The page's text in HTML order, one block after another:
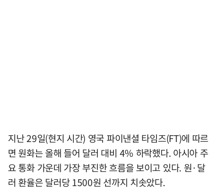
지난 29일(현지 시간) 영국 파이낸셜 타임즈(FT)에 따르
면 원화는 올해 들어 달러 대비 4% 하락했다. 아시아 주
요 통화 가운데 가장 부진한 흐름을 보이고 있다. 원·달
러 환율은 달러당 1500원 선까지 치솟았다.